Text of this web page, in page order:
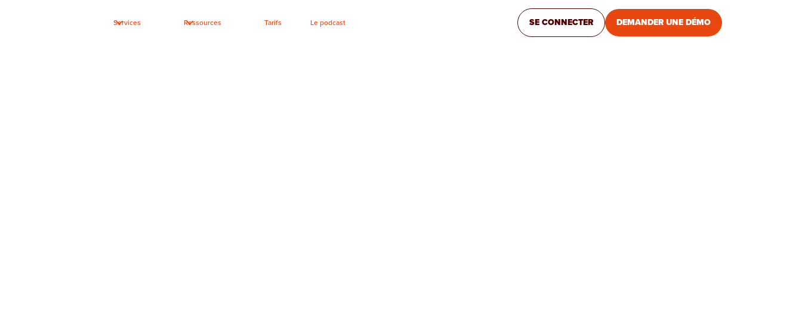
Services Ressources Tarifs Le podcast SE CONNECTER DEMANDER UNE DÉMO